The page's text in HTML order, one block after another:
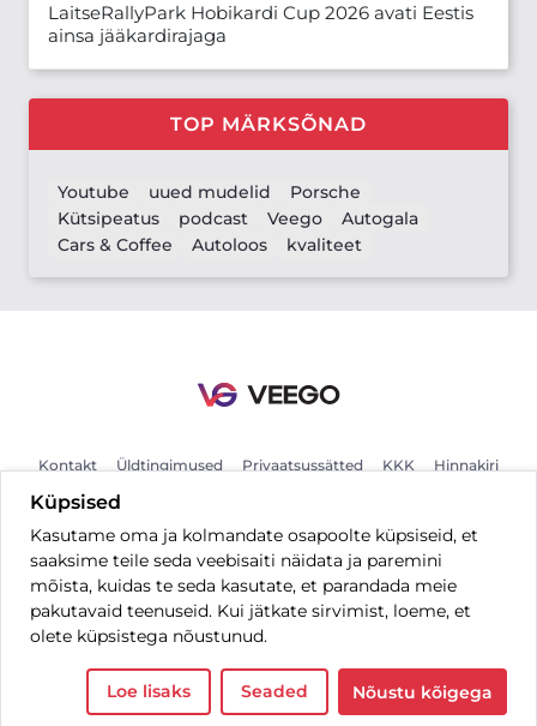
LaitseRallyPark Hobikardi Cup 2026 avati Eestis
ainsa jääkardirajaga
TOP MÄRKSÕNAD
Youtube uued mudelid
Porsche
Kütsipeatus
podcast Veego
Autogala
Cars & Coffee
Autoloos kvaliteet
Küpsised
Kasutame oma ja kolmandate osapoolte küpsiseid, et
saaksime teile seda veebisaiti näidata ja paremini
mõista, kuidas te seda kasutate, et parandada meie
pakutavaid teenuseid. Kui jätkate sirvimist, loeme, et
olete küpsistega nõustunud.
Loe lisaks Seaded Nõustu kõigega
Kontakt Üldtingimused Privaatsussätted KKK Hinnakiri
ET